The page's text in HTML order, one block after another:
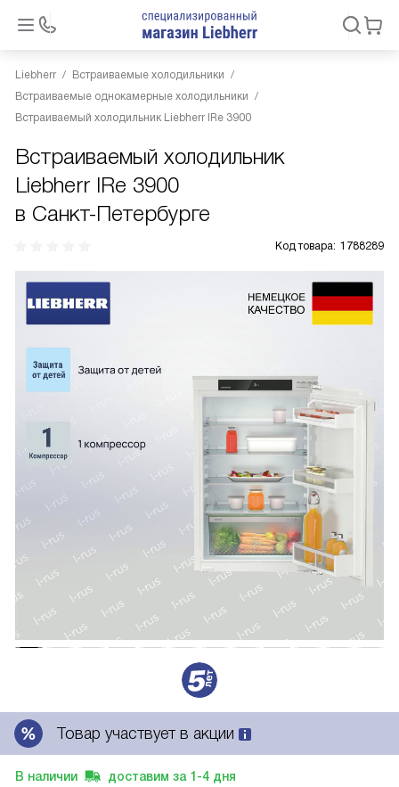
Liebherr
Встраиваемые холодильники
Встраиваемые однокамерные холодильники
Встраиваемый холодильник Liebherr IRe 3900
Встраиваемый холодильник
Liebherr IRe 3900
в Санкт-Петербурге
Код товара: 1788289
Товар участвует в акции
В наличии доставим за 1-4 дня